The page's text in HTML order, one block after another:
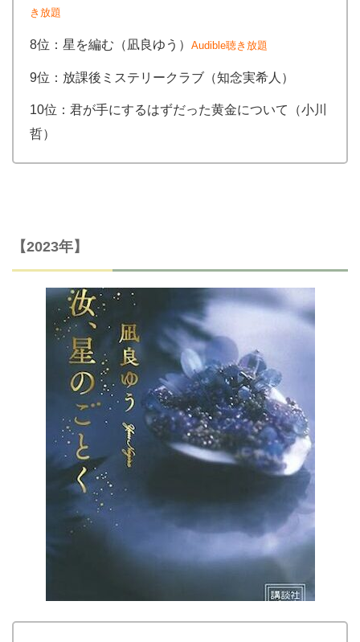
き放題
8位：星を編む（凪良ゆう） Audible聴き放題
9位：放課後ミステリークラブ（知念実希人）
10位：君が手にするはずだった黄金について（小川
哲）
【2023年】